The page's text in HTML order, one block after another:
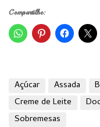
Compartilhe:
Açúcar Assada
Creme de Leite
Sobremesas